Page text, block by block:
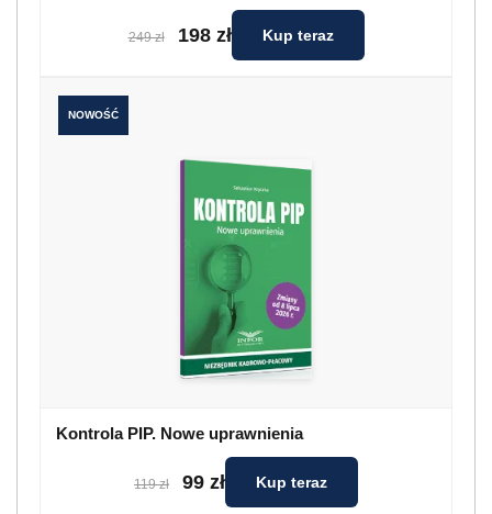
249 zł 198 zł Kup teraz
NOWOŚĆ
Kontrola PIP. Nowe uprawnienia
119 zł 99 zł Kup teraz